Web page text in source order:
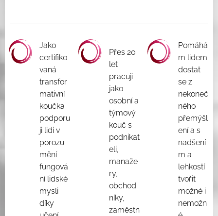
Jako
certifiko
vaná
transfor
mativní
koučka
podporu
ji lidi v
porozu
mění
fungová
ní lidské
mysli
díky
Přes 20
let
pracuji
jako
osobní a
týmový
kouč s
podnikat
eli,
manaže
ry,
obchod
níky,
zaměstn
Pomáhá
m lidem
dostat
se z
nekoneč
ného
přemýšl
ení a s
nadšení
m a
lehkostí
tvořit
možné i
nemožn